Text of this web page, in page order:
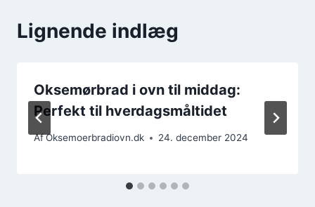
Lignende indlæg
Oksemørbrad i ovn til middag:
Perfekt til hverdagsmåltidet
AfOksemoerbradiovn.dk 24. december 2024